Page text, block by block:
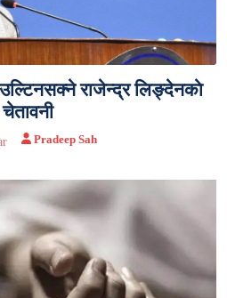
राजेन्द्र लिङ्देनकाे
चेतावनी
Pradeep Sah